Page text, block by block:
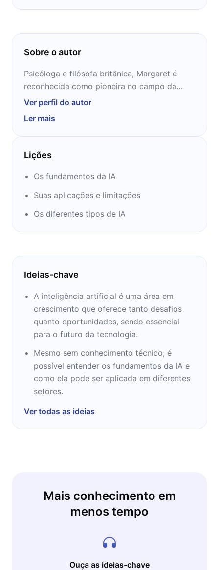
Sobre o autor
Psicóloga e filósofa britânica, Margaret é
reconhecida como pioneira no campo da
inteligência artificial e da ciência cognitiva.
interdisciplinaridade, que une computação,
psicologia e filosofia e costuma explorar as
intercessões entre criatividade humana e os
fundamentos da IA.
Ver perfil do autor
Ler mais
Lições
Os fundamentos da IA
Suas aplicações e limitações
Os diferentes tipos de IA
Ideias-chave
A inteligência artificial é uma área em
crescimento que oferece tanto desafios
quanto oportunidades, sendo essencial
para o futuro da tecnologia.
Mesmo sem conhecimento técnico, é
possível entender os fundamentos da IA e
como ela pode ser aplicada em diferentes
setores.
Ver todas as ideias
Mais conhecimento em
menos tempo
Ouça as ideias-chave